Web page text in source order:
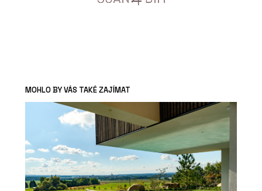
MOHLO BY VÁS TAKÉ ZAJÍMAT